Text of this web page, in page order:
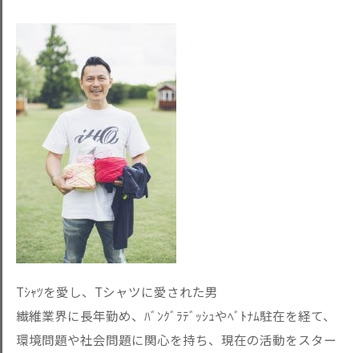
Tｼｬﾂを愛し、Tシャツに愛された男
繊維業界に長年勤め、ﾊﾞﾝｸﾞﾗﾃﾞｯｼｭやﾍﾞﾄﾅﾑ駐在を経て、
環境問題や社会問題に関心を持ち、現在の活動をスター